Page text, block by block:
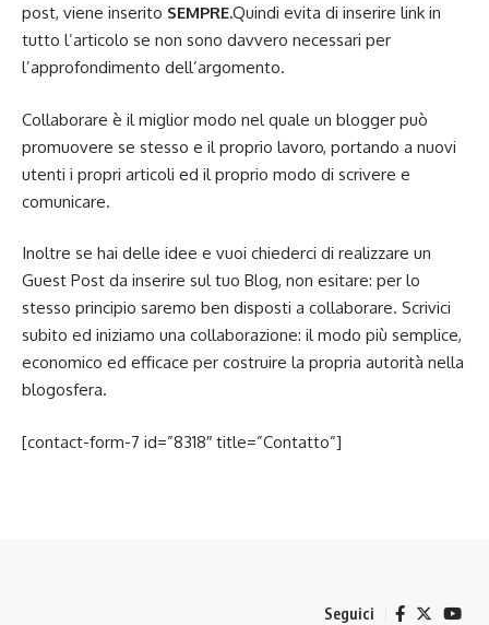
post, viene inserito SEMPRE.Quindi evita di inserire link in
tutto l’articolo se non sono davvero necessari per
l’approfondimento dell’argomento.
Collaborare è il miglior modo nel quale un blogger può
promuovere se stesso e il proprio lavoro, portando a nuovi
utenti i propri articoli ed il proprio modo di scrivere e
comunicare.
Inoltre se hai delle idee e vuoi chiederci di realizzare un
Guest Post da inserire sul tuo Blog, non esitare: per lo
stesso principio saremo ben disposti a collaborare. Scrivici
subito ed iniziamo una collaborazione: il modo più semplice,
economico ed efficace per costruire la propria autorità nella
blogosfera.
[contact-form-7 id=”8318″ title=”Contatto”]
Seguici